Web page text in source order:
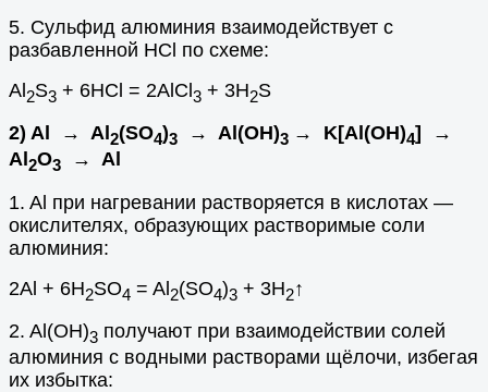
5. Сульфид алюминия взаимодействует с
разбавленной HCl по схеме:
Al2S3 + 6HCl = 2AlCl3 + 3H2S
2) Al → Al 2(SO4)3 → Al(OH)3 → K[Al(OH)4] →
Al 2O3 → Al
1. Al при нагревании растворяется в кислотах —
окислителях, образующих растворимые соли
алюминия:
2Al + 6H2SO4 = Al2(SO4)3 + 3H2↑
2. Al(OH)3 получают при взаимодействии солей
алюминия с водными растворами щёлочи, избегая
их избытка: